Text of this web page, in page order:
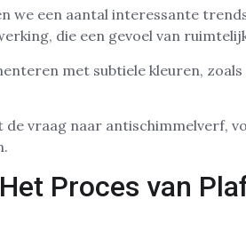
we een aantal interessante
die een gevoel van
met subtiele kleuren,
vraag naar antischimmelverf,
Proces van